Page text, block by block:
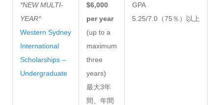
*NEW MULTI-
YEAR*
Western Sydney
International
Scholarships –
Undergraduate
$6,000
per year
(up to a
maximum
three
years)
最大3年
間、年間
GPA
5.25/7.0（75％）以上